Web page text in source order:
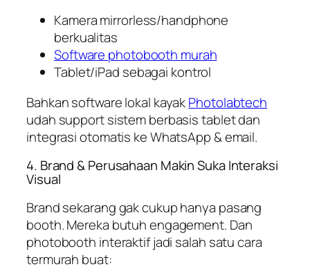
Kamera mirrorless/handphone
berkualitas
Software photobooth murah
Tablet/iPad sebagai kontrol
Bahkan software lokal kayakPhotolabtech
udah support sistem berbasis tablet dan
integrasi otomatis ke WhatsApp & email.
4. Brand & Perusahaan Makin Suka Interaksi
Visual
Brand sekarang gak cukup hanya pasang
booth. Mereka butuh engagement. Dan
photobooth interaktif jadi salah satu cara
termurah buat: